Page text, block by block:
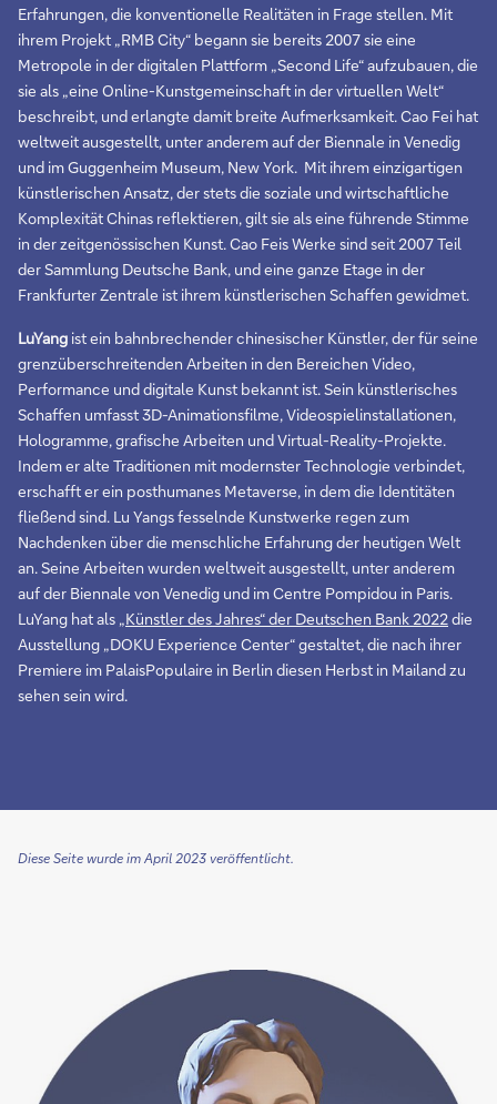
Erfahrungen, die konventionelle Realitäten in Frage stellen. Mit
ihrem Projekt „RMB City“ begann sie bereits 2007 sie eine
Metropole in der digitalen Plattform „Second Life“ aufzubauen, die
sie als „eine Online-Kunstgemeinschaft in der virtuellen Welt“
beschreibt, und erlangte damit breite Aufmerksamkeit. Cao Fei hat
weltweit ausgestellt, unter anderem auf der Biennale in Venedig
und im Guggenheim Museum, New York. Mit ihrem einzigartigen
künstlerischen Ansatz, der stets die soziale und wirtschaftliche
Komplexität Chinas reflektieren, gilt sie als eine führende Stimme
in der zeitgenössischen Kunst. Cao Feis Werke sind seit 2007 Teil
der Sammlung Deutsche Bank, und eine ganze Etage in der
Frankfurter Zentrale ist ihrem künstlerischen Schaffen gewidmet.
LuYang ist ein bahnbrechender chinesischer Künstler, der für seine
grenzüberschreitenden Arbeiten in den Bereichen Video,
Performance und digitale Kunst bekannt ist. Sein künstlerisches
Schaffen umfasst 3D-Animationsfilme, Videospielinstallationen,
Hologramme, grafische Arbeiten und Virtual-Reality-Projekte.
Indem er alte Traditionen mit modernster Technologie verbindet,
erschafft er ein posthumanes Metaverse, in dem die Identitäten
fließend sind. Lu Yangs fesselnde Kunstwerke regen zum
Nachdenken über die menschliche Erfahrung der heutigen Welt
an. Seine Arbeiten wurden weltweit ausgestellt, unter anderem
auf der Biennale von Venedig und im Centre Pompidou in Paris.
LuYang hat als „Künstler des Jahres“ der Deutschen Bank 2022die
Ausstellung „DOKU Experience Center“ gestaltet, die nach ihrer
Premiere im PalaisPopulaire in Berlin diesen Herbst in Mailand zu
sehen sein wird.
Diese Seite wurde im April 2023 veröffentlicht.